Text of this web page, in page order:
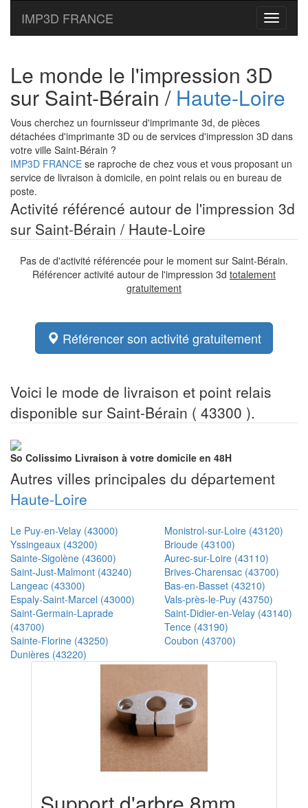
Toggle
IMP3D FRANCE
Le monde le l'impression 3D
sur Saint-Bérain / Haute-Loire
Vous cherchez un fournisseur d'imprimante 3d, de pièces
détachées d'imprimante 3D ou de services d'impression 3D dans
votre ville Saint-Bérain ?
IMP3D FRANCE se raproche de chez vous et vous proposant un
service de livraison à domicile, en point relais ou en bureau de
poste.
Activité référencé autour de l'impression 3d
sur Saint-Bérain / Haute-Loire
Pas de d'activité référencée pour le moment sur Saint-Bérain.
Référencer activité autour de l'impression 3d totalement
gratuitement
Référencer son activité gratuitement
Voici le mode de livraison et point relais
disponible sur Saint-Bérain ( 43300 ).
So Colissimo Livraison à votre domicile en 48H
Autres villes principales du département
Haute-Loire
Le Puy-en-Velay (43000)
Monistrol-sur-Loire (43120)
Yssingeaux (43200)
Brioude (43100)
Sainte-Sigolène (43600)
Aurec-sur-Loire (43110)
Saint-Just-Malmont (43240)
Brives-Charensac (43700)
Langeac (43300)
Bas-en-Basset (43210)
Espaly-Saint-Marcel (43000)
Vals-près-le-Puy (43750)
Saint-Germain-Laprade
(43700)
Saint-Didier-en-Velay (43140)
Tence (43190)
Sainte-Florine (43250)
Coubon (43700)
Dunières (43220)